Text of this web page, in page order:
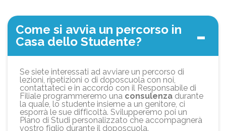
Come si avvia un percorso in
Casa dello Studente?
Se siete interessati ad avviare un percorso di
lezioni, ripetizioni o di doposcuola con noi,
contattateci e in accordo con il Responsabile di
Filiale programmeremo una consulenza durante
la quale, lo studente insieme a un genitore, ci
esporrà le sue difficoltà. Svilupperemo poi un
Piano di Studi personalizzato che accompagnerà
vostro figlio durante il doposcuola.